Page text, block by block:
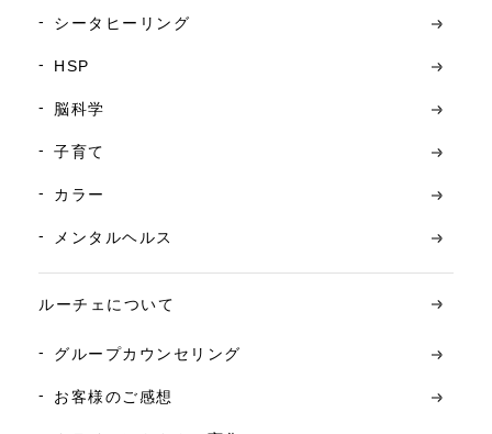
シータヒーリング
HSP
脳科学
子育て
カラー
メンタルヘルス
ルーチェについて
グループカウンセリング
お客様のご感想